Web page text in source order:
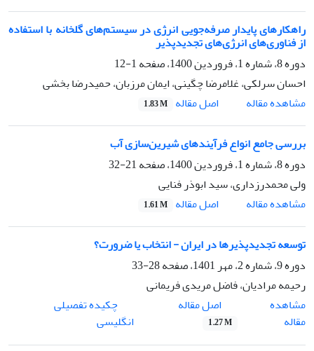
راهکار‌های پایدار صرفه‌جویی انرژی در سیستم‌های گلخانه‌ با استفاده
از فناوری‌های انرژی‌های‌ تجدیدپذیر
دوره 8، شماره 1، فروردین 1400، صفحه
1-12
احسان سرلکی، غلامرضا چگینی، ایمان مرزبان، حمیدرضا بخشی
مشاهده مقاله
اصل مقاله 1.83 M
بررسی جامع انواع فرآیندهای شیرین‌سازی آب
دوره 8، شماره 1، فروردین 1400، صفحه
21-32
ولی محمدرزداری، سید ابوذر فنایی
مشاهده مقاله
اصل مقاله 1.61 M
توسعه تجدیدپذیر‌ها در ایران - انتخاب یا ضرورت؟
دوره 9، شماره 2، مهر 1401، صفحه
28-33
رحیمه مرادیان، فاضل مریدی فریمانی
مشاهده
مقاله
اصل مقاله
1.27 M
چکیده تفصیلی
انگلیسی